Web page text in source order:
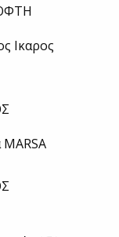
Ικαρος
ΜARSA